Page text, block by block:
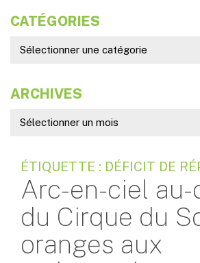
CATÉGORIES
ARCHIVES
ÉTIQUETTE : DÉFICIT DE
Arc-en-ciel au-
du Cirque du
oranges aux